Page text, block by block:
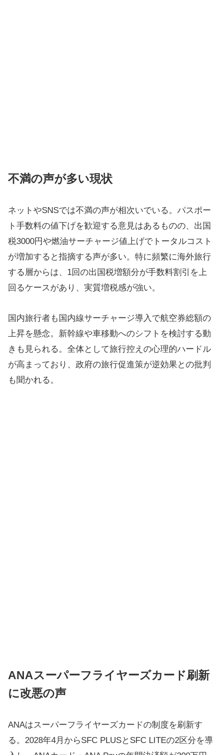
不満の声が多い現状
ネットやSNSでは不満の声が相次いでいる。パスポー
ト手数料の値下げを歓迎する意見はあるものの、出国
税3000円や燃油サーチャージ値上げでトータルコスト
が増加すると指摘する声が多い。特に頻繁に海外旅行
する層からは、1回の出国税増額分が手数料割引を上
回るケースがあり、実質増税感が強い。
国内旅行者も国内線サーチャージ導入で航空券総額の
上昇を懸念。新幹線や車移動へのシフトを検討する動
きも見られる。全体として旅行控えの心理的ハードル
が高まっており、政府の旅行促進策が逆効果との批判
も聞かれる。
ANAスーパーフライヤーズカード刷新
に改悪の声
ANAはスーパーフライヤーズカードの制度を刷新す
る。2028年4月からSFC PLUSとSFC LITEの2区分を導